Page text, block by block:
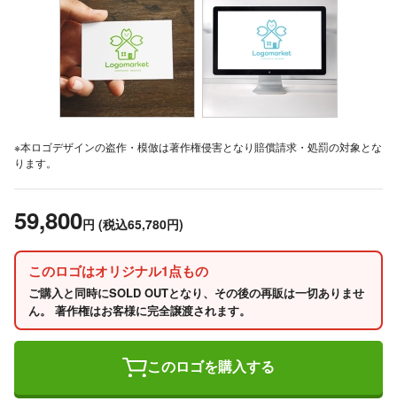
※本ロゴデザインの盗作・模倣は著作権侵害となり賠償請求・処罰の対象とな
ります。
59,800円 (税込65,780円)
このロゴはオリジナル1点もの
ご購入と同時にSOLD OUTとなり、その後の再販は一切ありませ
ん。 著作権はお客様に完全譲渡されます。
このロゴを購入する